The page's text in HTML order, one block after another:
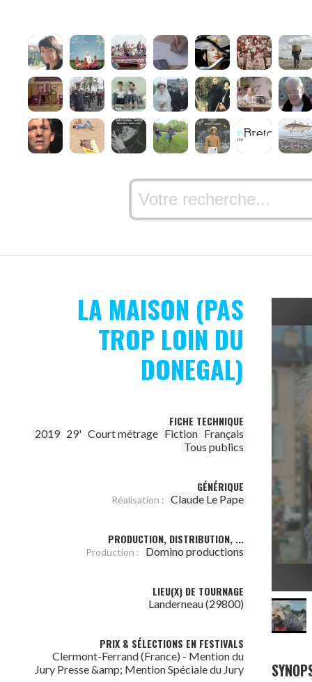
LA MAISON (PAS
TROP LOIN DU
DONEGAL)
FICHE TECHNIQUE
2019 29' Court métrage Fiction Français
Tous publics
GÉNÉRIQUE
Réalisation : Claude Le Pape
PRODUCTION, DISTRIBUTION, ...
Production : Domino productions
LIEU(X) DE TOURNAGE
Landerneau (29800)
PRIX & SÉLECTIONS EN FESTIVALS
Clermont-Ferrand (France) - Mention du
Jury Presse &amp; Mention Spéciale du Jury